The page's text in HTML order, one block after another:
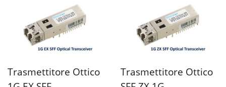
Trasmettitore Ottico
Trasmettitore Ottico